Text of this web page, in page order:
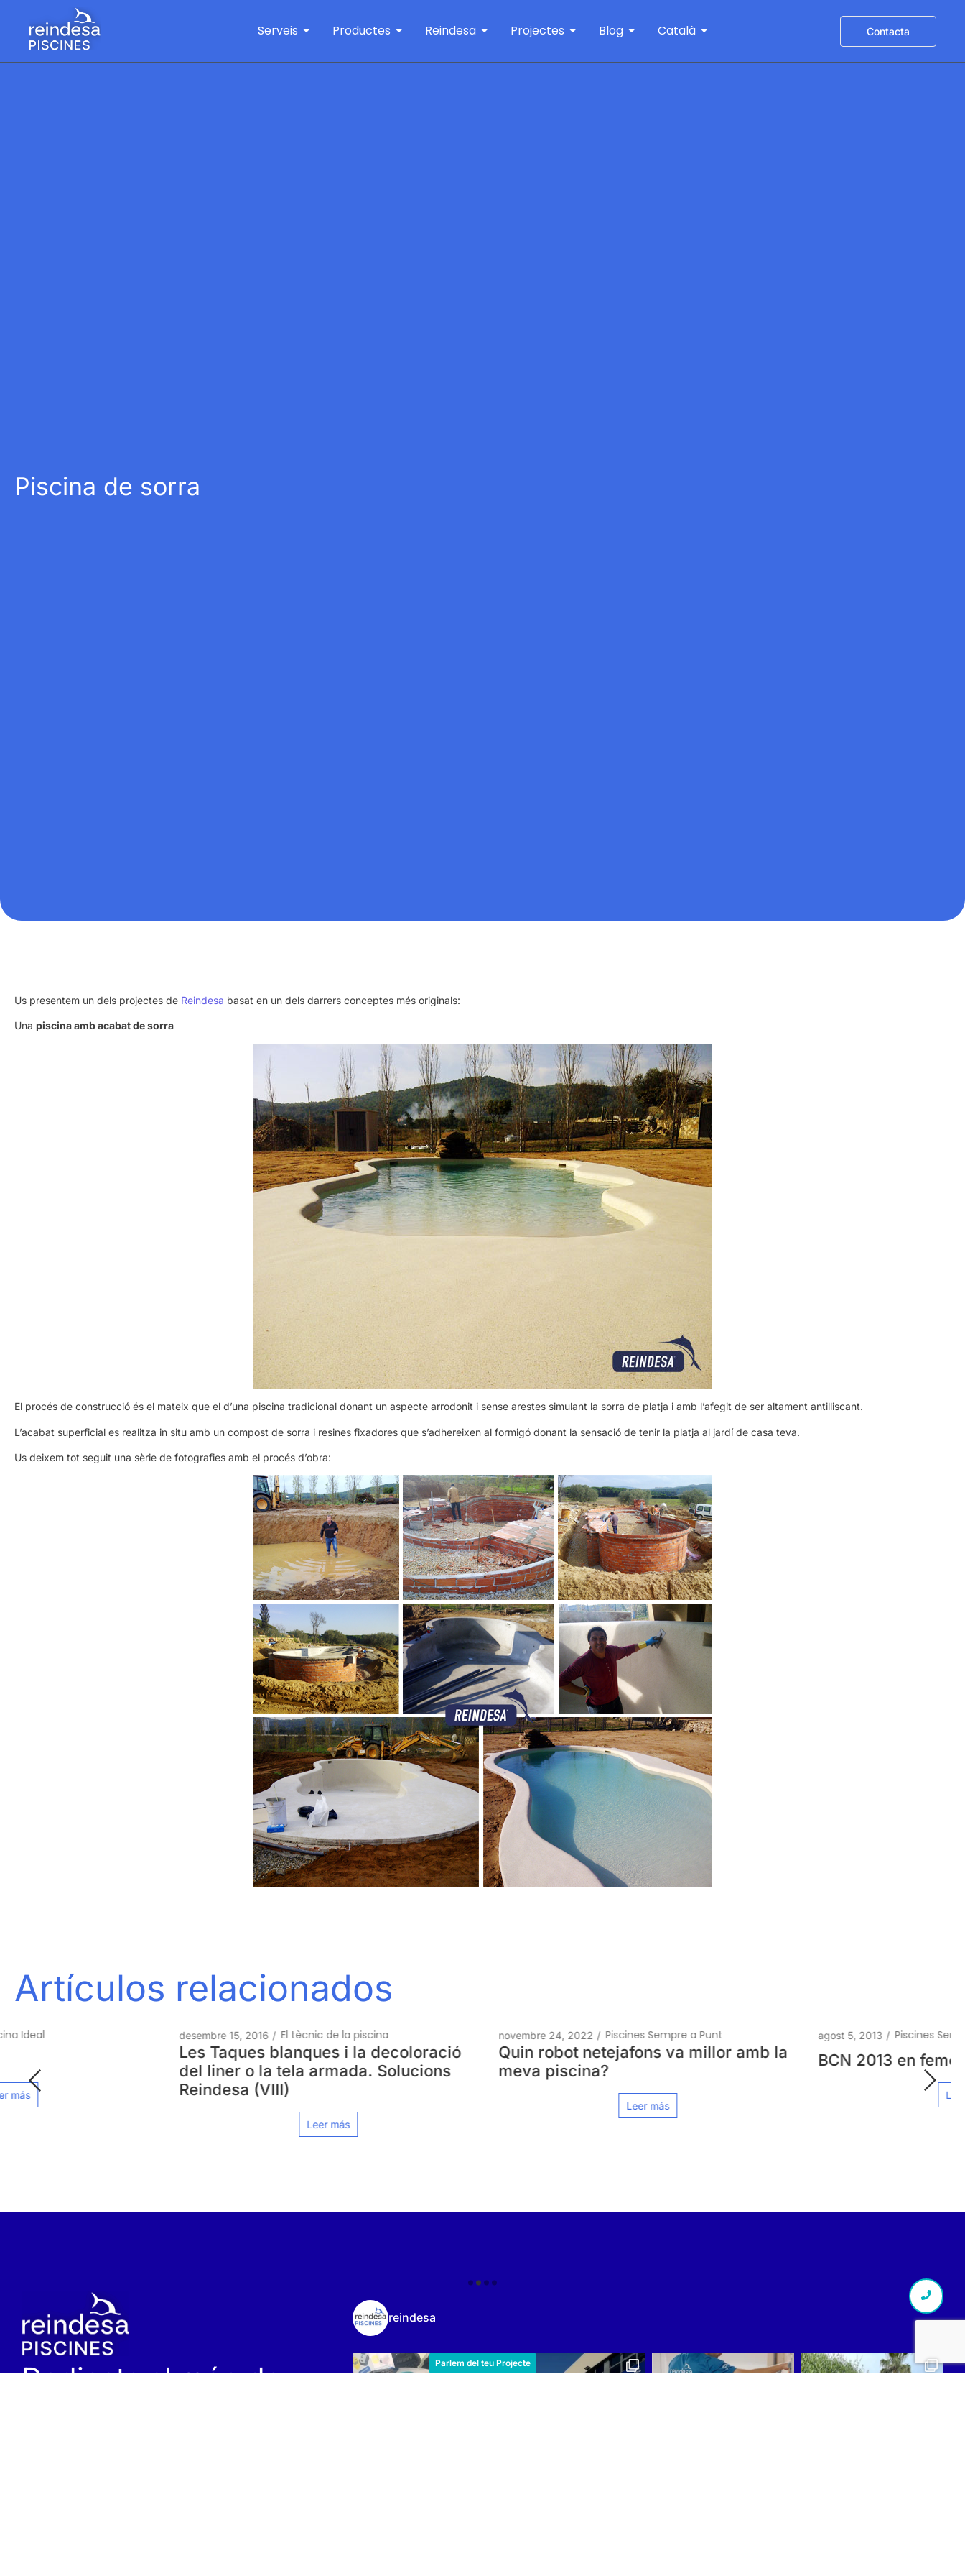
Serveis Productes Reindesa Projectes Blog Català Contacta
Piscina de sorra
Us presentem un dels projectes de Reindesa basat en un dels darrers conceptes més originals:
Una piscina amb acabat de sorra
El procés de construcció és el mateix que el d’una piscina tradicional donant un aspecte arrodonit i sense arestes simulant la sorra de platja i amb l’afegit de ser altament antilliscant.
L’acabat superficial es realitza in situ amb un compost de sorra i resines fixadores que s’adhereixen al formigó donant la sensació de tenir la platja al jardí de casa teva.
Us deixem tot seguit una sèrie de fotografies amb el procés d’obra:
Artículos relacionados
desembre 15, 2016 El tècnic de la piscina
Les Taques blanques i la decoloració
del liner o la tela armada. Solucions
Reindesa (VIII)
novembre 24, 2022 Piscines Sempre a Punt
Quin robot netejafons va millor amb la
meva piscina?
agost 5, 2013 / Piscines Sempre a Punt
BCN 2013 en femení
Dedicats al món de
reindesa
Parlem del teu Projecte